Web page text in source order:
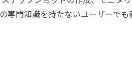
専門知識を持たないユーザーでも